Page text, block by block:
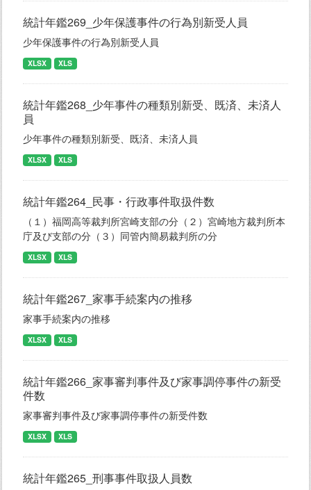
統計年鑑269_少年保護事件の行為別新受人員
少年保護事件の行為別新受人員
XLSX XLS
統計年鑑268_少年事件の種類別新受、既済、未済人
員
少年事件の種類別新受、既済、未済人員
XLSX XLS
統計年鑑264_民事・行政事件取扱件数
（１）福岡高等裁判所宮崎支部の分（２）宮崎地方裁判所本
庁及び支部の分（３）同管内簡易裁判所の分
XLSX XLS
統計年鑑267_家事手続案内の推移
家事手続案内の推移
XLSX XLS
統計年鑑266_家事審判事件及び家事調停事件の新受
件数
家事審判事件及び家事調停事件の新受件数
XLSX XLS
統計年鑑265_刑事事件取扱人員数